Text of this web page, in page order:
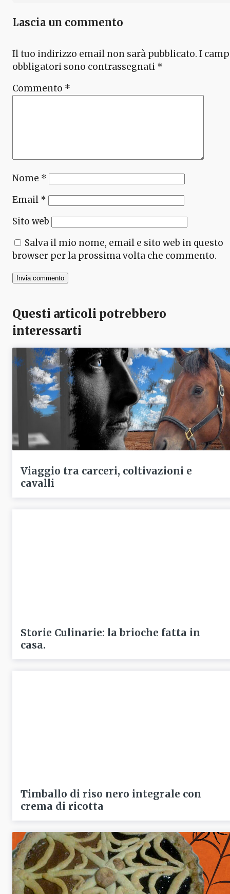
Lascia un commento
Il tuo indirizzo email non sarà pubblicato. I
obbligatori sono contrassegnati *
Commento *
Nome *
Email *
Sito web
Salva il mio nome, email e sito web in questo
browser per la prossima volta che commento.
Questi articoli potrebbero
interessarti
Viaggio tra carceri, coltivazioni e
cavalli
Storie Culinarie: la brioche fatta in
casa.
Timballo di riso nero integrale con
crema di ricotta